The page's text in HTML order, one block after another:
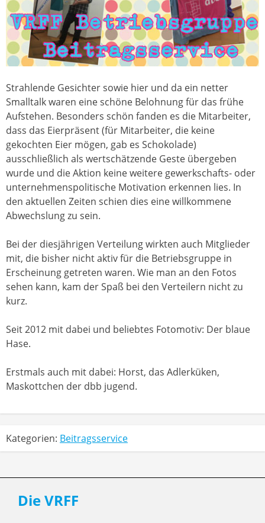
Strahlende Gesichter sowie hier und da ein netter
Smalltalk waren eine schöne Belohnung für das frühe
Aufstehen. Besonders schön fanden es die Mitarbeiter,
dass das Eierpräsent (für Mitarbeiter, die keine
gekochten Eier mögen, gab es Schokolade)
ausschließlich als wertschätzende Geste übergeben
wurde und die Aktion keine weitere gewerkschafts- oder
unternehmenspolitische Motivation erkennen lies. In
den aktuellen Zeiten schien dies eine willkommene
Abwechslung zu sein.
Bei der diesjährigen Verteilung wirkten auch Mitglieder
mit, die bisher nicht aktiv für die Betriebsgruppe in
Erscheinung getreten waren. Wie man an den Fotos
sehen kann, kam der Spaß bei den Verteilern nicht zu
kurz.
Seit 2012 mit dabei und beliebtes Fotomotiv: Der blaue
Hase.
Erstmals auch mit dabei: Horst, das Adlerküken,
Maskottchen der dbb jugend.
Kategorien: Beitragsservice
Die VRFF